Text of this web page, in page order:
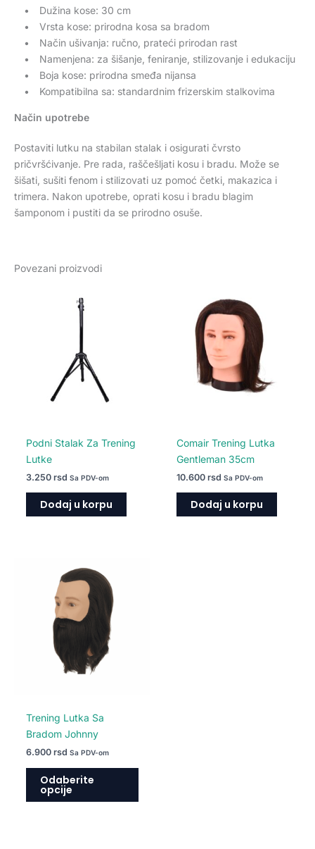
• Dužina kose: 30 cm
• Vrsta kose: prirodna kosa sa bradom
• Način ušivanja: ručno, prateći prirodan rast
• Namenjena: za šišanje, feniranje, stilizovanje i edukaciju
• Boja kose: prirodna smeđa nijansa
• Kompatibilna sa: standardnim frizerskim stalkovima
Način upotrebe
Postaviti lutku na stabilan stalak i osigurati čvrsto
pričvršćivanje. Pre rada, raščešljati kosu i bradu. Može se
šišati, sušiti fenom i stilizovati uz pomoć četki, makazica i
trimera. Nakon upotrebe, oprati kosu i bradu blagim
šamponom i pustiti da se prirodno osuše.
Povezani proizvodi
Podni Stalak Za Trening
Lutke
3.250 rsd Sa PDV-om
Dodaj u korpu
Comair Trening Lutka
Gentleman 35cm
10.600 rsd Sa PDV-om
Dodaj u korpu
Trening Lutka Sa
Bradom Johnny
6.900 rsd Sa PDV-om
Odaberite
opcije